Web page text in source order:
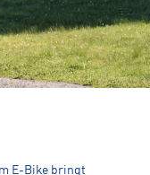
E-Bike bringt